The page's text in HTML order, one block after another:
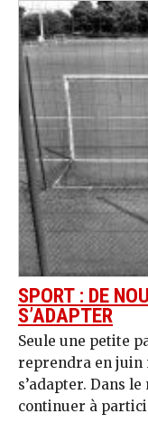
SPORT : DE
S’ADAPTER
Seule une petite
reprendra en juin
s’adapter. Dans
continuer à